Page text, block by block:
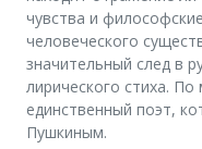
чувства и
человеческого
значительный след в
лирического стиха.
единственный поэт,
Пушкиным.